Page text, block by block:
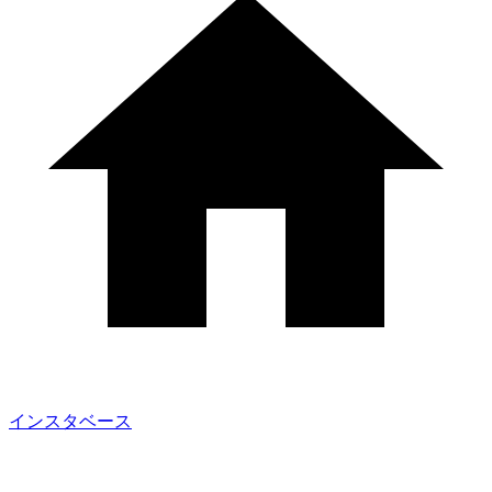
インスタベース